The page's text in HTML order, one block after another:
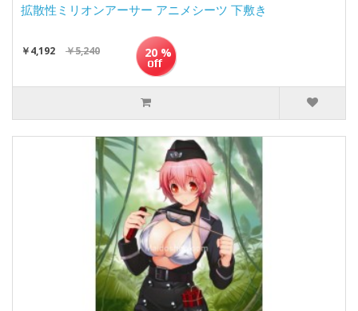
拡散性ミリオンアーサー アニメシーツ 下敷き
￥4,192 ￥5,240 20 %